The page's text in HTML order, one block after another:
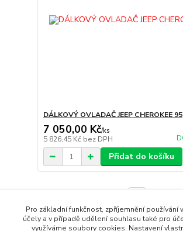
DÁLKOVÝ OVLADAČ JEEP CHEROKEE 95
7 050,00 Kč/ks
5 826,45 Kč bez DPH
Přidat do košíku
Pro základní funkčnost, zpříjemnění používání
účely a v případě udělení souhlasu také pro
využíváme soubory cookies. Nastavení